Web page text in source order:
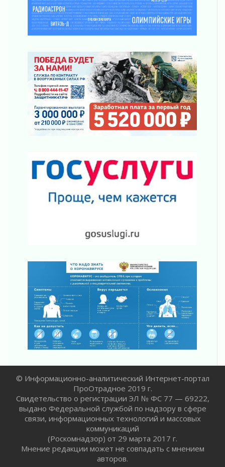
02 августа 2026
В Ивангороде назвали новых почетных
граждан Ленинградской области
02 августа 2026
Готовность №1
02 августа 2026
Километровые столбы «Дороги жизни»
отправили на реставрацию
02 августа 2026
Ленобласть внедрила передовую подготовку
операторов БПЛА
02 августа 2026
02 августа 2026
Юхла, мука, кантеле и Водяной
Лето катится с горки
В Ленобласти открылась экспозиция к 150-
летию Билибина
Лето без гаджетов
Болезнь девственниц и вампиров
01 августа 2026
Безмолвный крик о помощи
01 августа 2026
В музей всей семьёй
01 августа 2026
01 августа 2026
Не женское это дело...уверены?
Все силы в кулак
01 августа 2026
01 августа 2026
Один в поле — не воин
© Информационно-аналитический Интернет-портал
ПроОтрадное 2019 г.
Свидетельство о регистрации ЭЛ № ФС 77 — 69222,
выдано Федеральной службой по надзору в сфере
связи, информационных технологий и массовых
коммуникаций
(Роскомнадзор) от 29 марта 2017 г.
Мнение редакции может не совпадать с мнением
авторов.